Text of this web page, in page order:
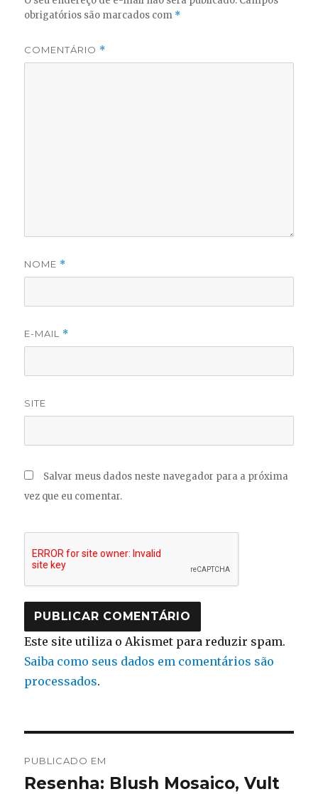
obrigatórios são marcados com *
COMENTÁRIO *
NOME *
E-MAIL *
SITE
Salvar meus dados neste navegador para a próxima
vez que eu comentar.
Este site utiliza o Akismet para reduzir spam.
Saiba como seus dados em comentários são
processados.
de
PUBLICADO EM
Resenha: Blush Mosaico, Vult